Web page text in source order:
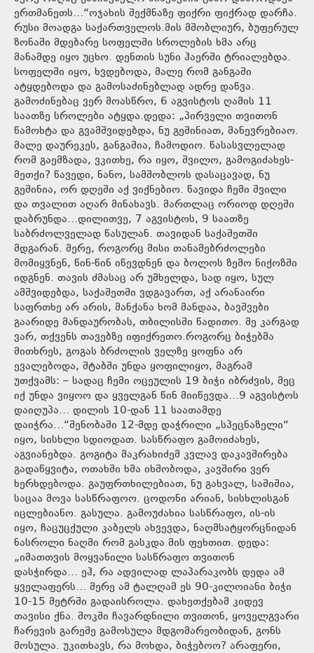
ერთმანეთს…“ოჯახის შექმნაზე ფიქრი ფიქრად დარჩა.
რუსი მოადგა საქართველოს.მის მშობლიურ, ბუფერულ
ზონაში მდებარე სოფელში სროლების ხმა არც
მანამდე იყო უცხო. დენთის სუნი ჰაერში ტრიალებდა.
სოფელში იყო, ხვდებოდა, მალე რომ განგაში
ატყდებოდა და გამოსაძინებლად ადრე დაწვა.
გამოძინებაც ვერ მოასწრო, 6 აგვისტოს ღამის 11
საათზე სროლები ატყდა.დედა: „პირველი თვითონ
წამოხტა და გვამშვიდებდა, ნუ გეშინიათ, მანევრებიაო.
მალე დაურეკეს, განგაშია, ჩამოდიო. წასასვლელად
რომ გაემზადა, ვკითხე, რა იყო, შვილო, გამოგიძახეს-
მეთქი? წავედი, ნანო, სამშობლოს დასაცავად, ნუ
გეშინია, ორ დღეში აქ ვიქნებიო. წავიდა ჩემი შვილი
და თვალით აღარ მინახავს. მართლაც ორიოდ დღეში
დაბრუნდა…დილითვე, 7 აგვისტოს, 9 საათზე
საბრძოლველად წასულან. თავიდან საქაშეთში
მდგარან. მერე, როგორც მისი თანამებრძოლები
მომიყვნენ, წინ-წინ იწევდნენ და ბოლოს ზემო ნიქოზში
იდგნენ. თავის ძმასაც არ უმხელდა, სად იყო, სულ
ამშვიდებდა, საქაშეთში ვდგავართ, აქ არანაირი
საფრთხე არ არის, მანქანა ხომ მანდაა, ბავშვები
გაარიდე მანდაურობას, თბილისში წადითო. მე კარგად
ვარ, თქვენს თავებზე იფიქრეთო.როგორც ბიჭებმა
მითხრეს, გოგას ბრძოლის ველზე ყოფნა არ
ევალებოდა, შტაბში უნდა ყოფილიყო, მაგრამ
უთქვამს: – სადაც ჩემი ოცეულის 19 ბიჭი იბრძვის, მეც
იქ უნდა ვიყოო და ყველგან წინ მიიწევდა…9 აგვისტოს
დაიღუპა… დილის 10-დან 11 საათამდე
დაიჭრა…“შენობაში 12-მდე დაჭრილი „სპეცნაზელი“
იყო, სისხლი სდიოდათ. სასწრაფო გამოიძახეს,
აგვიანებდა. გოგიტა მაკრახიძემ კვლავ დაკავშირება
გადაწყვიტა, ოთახში ხმა იხშობოდა, კავშირი ვერ
ხერხდებოდა. გაუფრთხილებიათ, ნუ გახვალ, საშიშია,
საცაა მოვა სასწრაფოო. ცოდონი არიან, სისხლისგან
იცლებიანო. გასულა. გამოუძახია სასწრაფო, ის-ის
იყო, ჩაცუცქული კაბელს ახვევდა, ნაღმსატყორცნიდან
ნასროლი ნაღმი რომ გასკდა მის ფეხთით. დედა:
„იმათთვის მოყვანილი სასწრაფო თვითონ
დასჭირდა… ეჰ, რა ადვილად ლაპარაკობს დედა ამ
ყველაფერს… მერე ამ ტალღამ ეს 90-კილოიანი ბიჭი
10-15 მეტრში გადაისროლა. დახეთქებამ კიდევ
თავისი ქნა. შოკში ჩავარდნილი თვითონ, ყოველგვარი
ჩარევის გარეშე გამოსულა მდგომარეობიდან, გონს
მოსულა. უკითხავს, რა მოხდა, ბიჭებოო? არაფერი,